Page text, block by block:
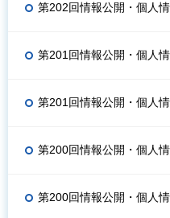
第202回情報公開・個人
第201回情報公開・個人
第201回情報公開・個人
第200回情報公開・個人
第200回情報公開・個人